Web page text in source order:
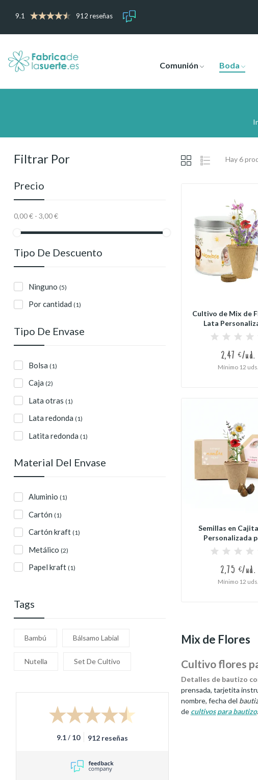
9.1 912 reseñas
Comunión Boda
Filtrar Por
Precio
0,00 € - 3,00 €
Tipo De Descuento
Ninguno (5)
Por cantidad (1)
Tipo De Envase
Bolsa (1)
Caja (2)
Lata otras (1)
Lata redonda (1)
Latita redonda (1)
Material Del Envase
Aluminio (1)
Cartón (1)
Cartón kraft (1)
Metálico (2)
Papel kraft (1)
Tags
Bambú Bálsamo Labial
Nutella Set De Cultivo
9.1/ 10 912 reseñas
Hay 6
Cultivo de Mix de
Lata
2,47 €/ud.
Mínimo 12 uds.
Semillas en
Personalizada
2,75 €/ud.
Mínimo 12 uds.
Mix de Flores
Cultivo flores
Detalles de bautizo
prensada, tarjetita
nombre, fecha del
de cultivos para bautizo.